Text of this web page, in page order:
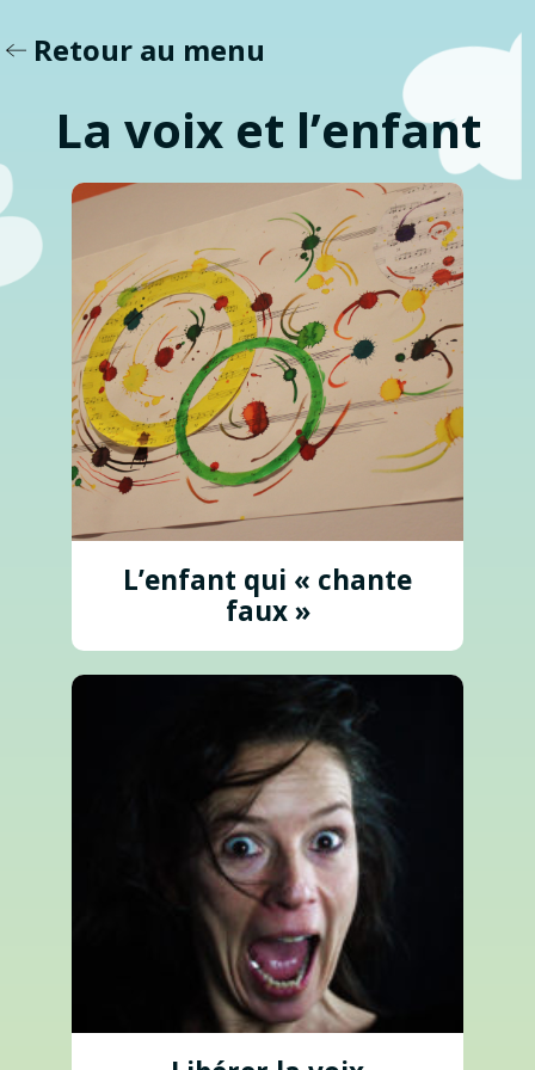
Retour au menu
La voix et l’enfant
L’enfant qui « chante
faux »